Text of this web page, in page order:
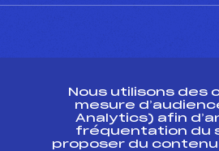
ESPACE PRESSE
Ressources
Nous utilisons des
mesure
Analytics) afin
fréquentation du
proposer du